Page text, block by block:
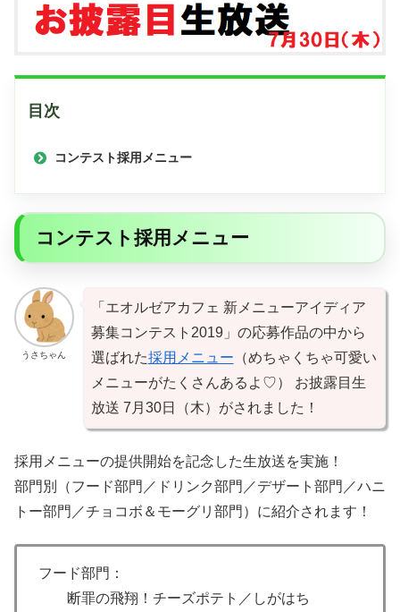
目次
コンテスト採用メニュー
コンテスト採用メニュー
うさちゃん
「エオルゼアカフェ 新メニューアイディア
募集コンテスト2019」の応募作品の中から
選ばれた採用メニュー （めちゃくちゃ可愛い
メニューがたくさんあるよ♡） お披露目生
放送 7月30日（木）がされました！
採用メニューの提供開始を記念した生放送を実施！
部門別（フード部門／ドリンク部門／デザート部門／ハニ
トー部門／チョコボ＆モーグリ部門）に紹介されます！
フード部門：
断罪の飛翔！チーズポテト／しがはち